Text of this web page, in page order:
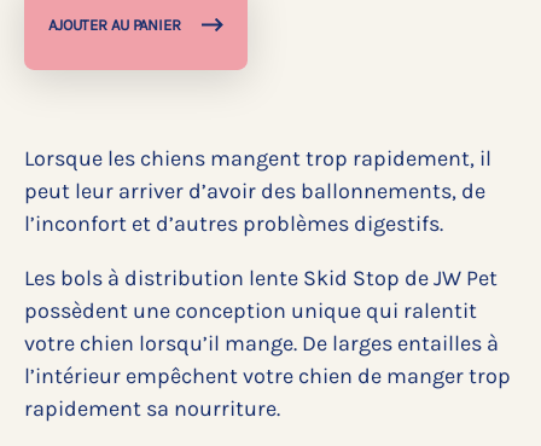
AJOUTER AU PANIER
Lorsque les chiens mangent trop rapidement, il
peut leur arriver d’avoir des ballonnements, de
l’inconfort et d’autres problèmes digestifs.
Les bols à distribution lente Skid Stop de JW Pet
possèdent une conception unique qui ralentit
votre chien lorsqu’il mange. De larges entailles à
l’intérieur empêchent votre chien de manger trop
rapidement sa nourriture.